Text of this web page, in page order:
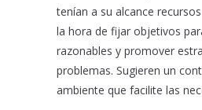
tenían a su alcance
la hora de fijar objetivos
razonables y promover
problemas. Sugieren un
ambiente que facilite las